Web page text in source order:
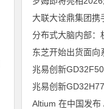
分布式大脑内部：
Altium 在中国发布